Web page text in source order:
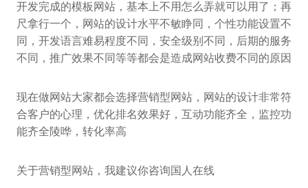
开发完成的模板网站，基本上不用怎么弄就可以用了；再
尺拿行一个，网站的设计水平不敏睁同，个性功能设置不
同，开发语言难易程度不同，安全级别不同，后期的服务
不同，推广效果不同等等都会是造成网站收费不同的原因
现在做网站大家都会选择营销型网站，网站的设计非常符
合客户的心理，优化排名效果好，互动功能齐全，监控功
能齐全陵哗，转化率高
关于营销型网站，我建议你咨询国人在线